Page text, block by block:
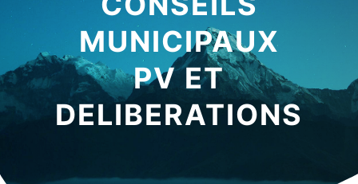
MUNICIPAUX
PV ET
DELIBERATIONS